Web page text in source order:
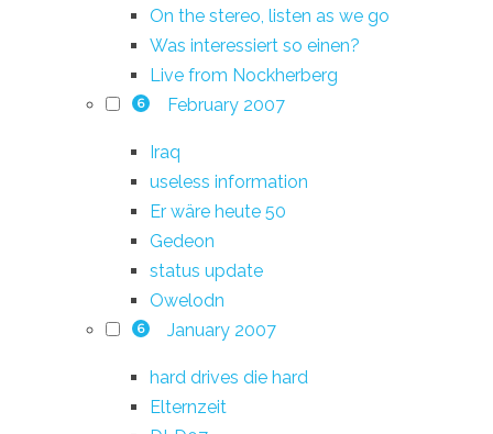
On the stereo, listen as we go
Was interessiert so einen?
Live from Nockherberg
6 February 2007
Iraq
useless information
Er wäre heute 50
Gedeon
status update
Owelodn
6 January 2007
hard drives die hard
Elternzeit